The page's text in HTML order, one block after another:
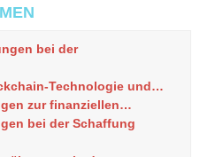
bei der
Technologie und…
zur finanziellen…
bei der Schaffung